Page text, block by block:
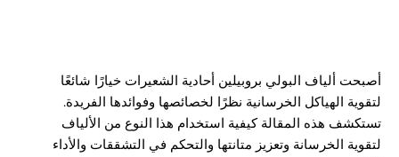
أصبحت ألياف البولي بروبيلين أحادية الشعيرات خيارًا شائعًا
لتقوية الهياكل الخرسانية نظرًا لخصائصها وفوائدها الفريدة.
تستكشف هذه المقالة كيفية استخدام هذا النوع من الألياف
لتقوية الخرسانة وتعزيز متانتها والتحكم في التشققات والأداء